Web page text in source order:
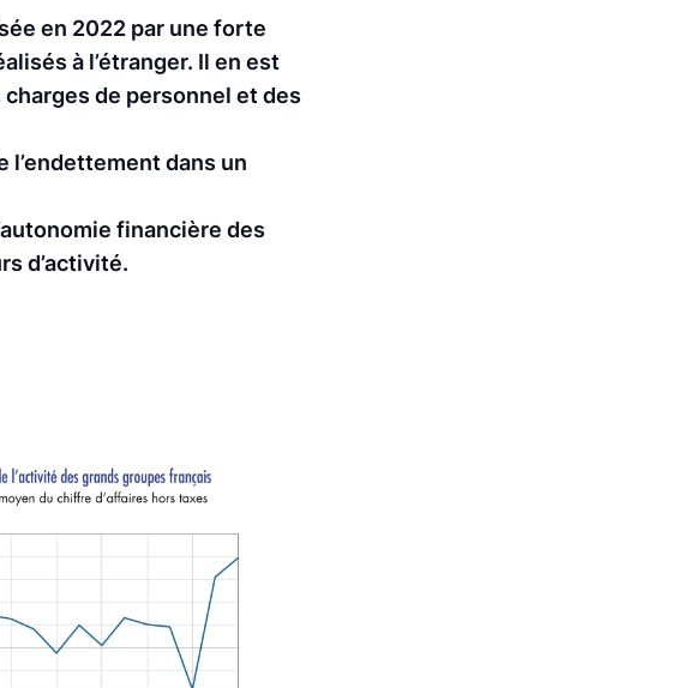
en 2022 par une forte
à l’étranger. Il en est
de personnel et des
l’endettement dans un
financière des
d’activité.